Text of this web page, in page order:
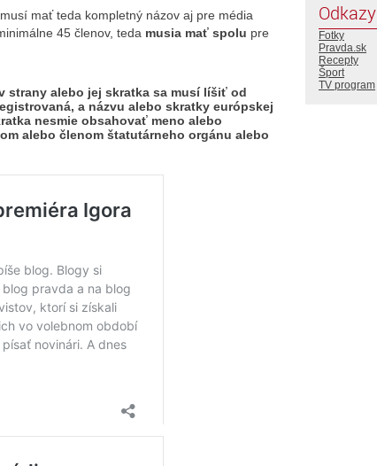
, musí mať teda kompletný názov aj pre média
45 členov, teda musia mať spolu pre
strany alebo jej skratka sa musí líšiť od
a názvu alebo skratky európskej
nesmie obsahovať meno alebo
alebo členom štatutárneho orgánu alebo
Odkazy
Fotky
Pravda.sk
Recepty
Šport
TV program